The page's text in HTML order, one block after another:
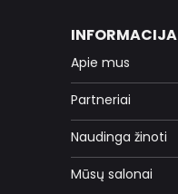
INFORMACIJA
Apie mus
Partneriai
Naudinga žinoti
Mūsų salonai